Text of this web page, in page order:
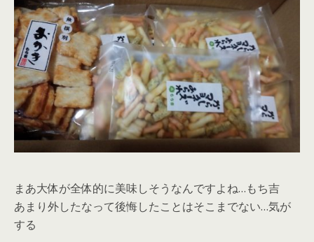
まあ大体が全体的に美味しそうなんですよね…もち吉
あまり外したなって後悔したことはそこまでない…気が
する